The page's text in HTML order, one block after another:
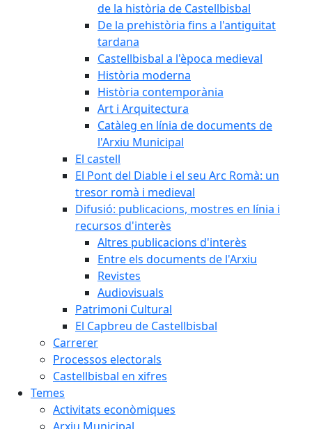
de la història de Castellbisbal
De la prehistòria fins a l'antiguitat
tardana
Castellbisbal a l'època medieval
Història moderna
Història contemporània
Art i Arquitectura
Catàleg en línia de documents de
l'Arxiu Municipal
El castell
El Pont del Diable i el seu Arc Romà: un
tresor romà i medieval
Difusió: publicacions, mostres en línia i
recursos d'interès
Altres publicacions d'interès
Entre els documents de l'Arxiu
Revistes
Audiovisuals
Patrimoni Cultural
El Capbreu de Castellbisbal
Carrerer
Processos electorals
Castellbisbal en xifres
Temes
Activitats econòmiques